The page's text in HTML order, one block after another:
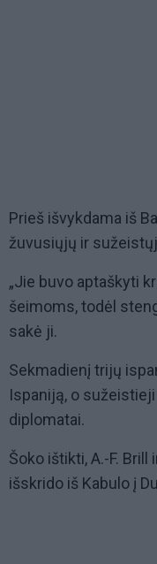
Prieš išvykdama iš
žuvusiųjų ir
„Jie buvo aptaškyti
šeimoms, todėl
sakė ji.
Sekmadienį trijų
Ispaniją, o
diplomatai.
Šoko ištikti, A.-F.
išskrido iš Kabulo į